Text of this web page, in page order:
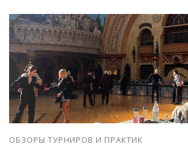
ОБЗОРЫ ТУРНИРОВ И ПРАКТИК